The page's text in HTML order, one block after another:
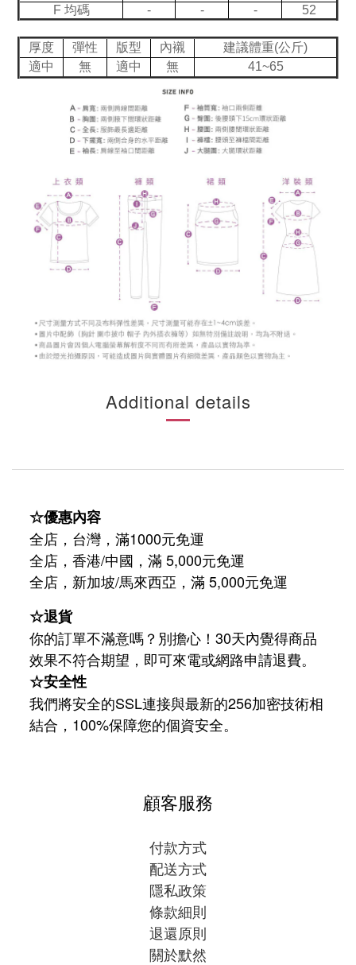
F 均碼
- - - 52
厚度 彈性 版型 內襯
建議體重(公斤)
適中
無 適中 無 41~65
Additional details
☆優惠內容
全店，台灣，滿1000元免運
全店，香港/中國，滿 5,000元免運
全店，新加坡/馬來西亞，滿 5,000元免運
☆退貨
你的訂單不滿意嗎？別擔心！30天內覺得商品
效果不符合期望，即可來電或網路申請退費。
☆安全性
我們將安全的SSL連接與最新的256加密技術相
結合，100%保障您的個資安全。
顧客服務
付款方式
配送方式
隱私政策
條款細則
退還原則
關於默然